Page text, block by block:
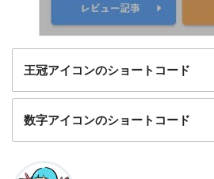
王冠アイコンのショートコード
rank2="456" rank3="789"
数字アイコンのショートコード